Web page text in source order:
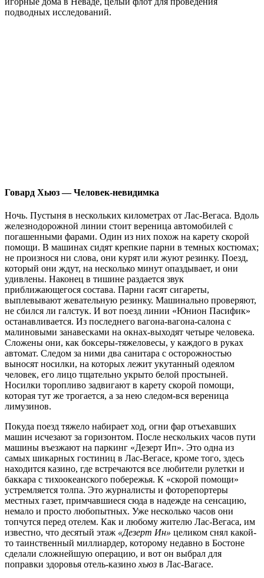
подводных исследований.
Говард Хьюз— Человек-невидимка
Ночь. Пустыня в нескольких километрах от Лас-Вегаса. Вдоль
железнодорожной линии стоит вереница автомобилей с
погашенными фарами. Один из них похож на карету скорой
помощи. В машинах сидят крепкие парни в темных костюмах;
не произнося ни слова, они курят или жуют резинку. Поезд,
который они ждут, на несколько минут опаздывает, и они
удивлены. Наконец в тишине раздается звук
приближающегося состава. Парни гасят сигареты,
выплевывают жевательную резинку. Машинально проверяют,
не сбился ли галстук. И вот поезд линии «Юнион Пасифик»
останавливается. Из последнего вагона-вагона-салона с
малиновыми занавесками на окнах-выходят четыре человека.
Сложены они, как боксеры-тяжеловесы, у каждого в руках
автомат. Следом за ними два санитара с осторожностью
выносят носилки, на которых лежит укутанный одеялом
человек, его лицо тщательно укрыто белой простыней.
Носилки торопливо задвигают в карету скорой помощи,
которая тут же трогается, а за нею следом-вся вереница
лимузинов.
Покуда поезд тяжело набирает ход, огни фар отъехавших
машин исчезают за горизонтом. После нескольких часов пути
машины въезжают на паркинг «Дезерт Ип». Это одна из
самых шикарных гостиниц в Лас-Вегасе, кроме того, здесь
находится казино, где встречаются все любители рулетки и
баккара с тихоокеанского побережья. К «скорой помощи»
устремляется толпа. Это журналисты и фоторепортеры
местных газет, примчавшиеся сюда в надежде на сенсацию,
немало и просто любопытных. Уже несколько часов они
топчутся перед отелем. Как и любому жителю Лас-Вегаса, им
известно, что десятый этаж «Дезерт Ин» целиком снял какой-
то таинственный миллиардер, которому недавно в Бостоне
сделали сложнейшую операцию, и вот он выбрал для
поправки здоровья отель-казино хьюз в Лас-Вагасе.